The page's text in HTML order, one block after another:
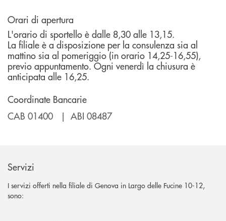
Orari di apertura
L'orario di sportello è dalle 8,30 alle 13,15.
La filiale è a disposizione per la consulenza sia al
mattino sia al pomeriggio (in orario 14,25-16,55),
previo appuntamento. Ogni venerdì la chiusura è
anticipata alle 16,25.
Coordinate Bancarie
CAB 01400 | ABI 08487
Servizi
I servizi offerti nella filiale di Genova in Largo delle Fucine 10-12,
sono: